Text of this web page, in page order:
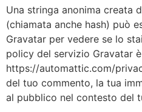
Una stringa anonima creata
(chiamata anche hash) può
Gravatar per vedere se lo
policy del servizio Gravatar
https://automattic.com/
del tuo commento, la tua
al pubblico nel contesto del